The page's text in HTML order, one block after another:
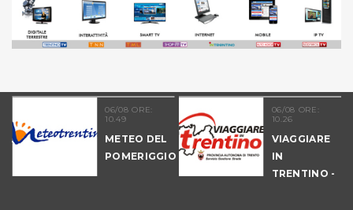
06/08 ORE:
10.49
METEO DEL
POMERIGGIO
06/08 ORE:
10.26
VIAGGIARE
IN
TRENTINO -